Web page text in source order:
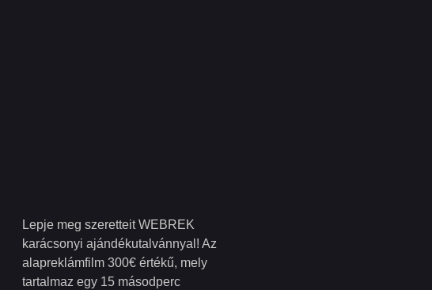
Lepje meg szeretteit WEBREK
karácsonyi ajándékutalvánnyal! Az
alapreklámfilm 300€ értékű, mely
tartalmaz egy 15 másodperc